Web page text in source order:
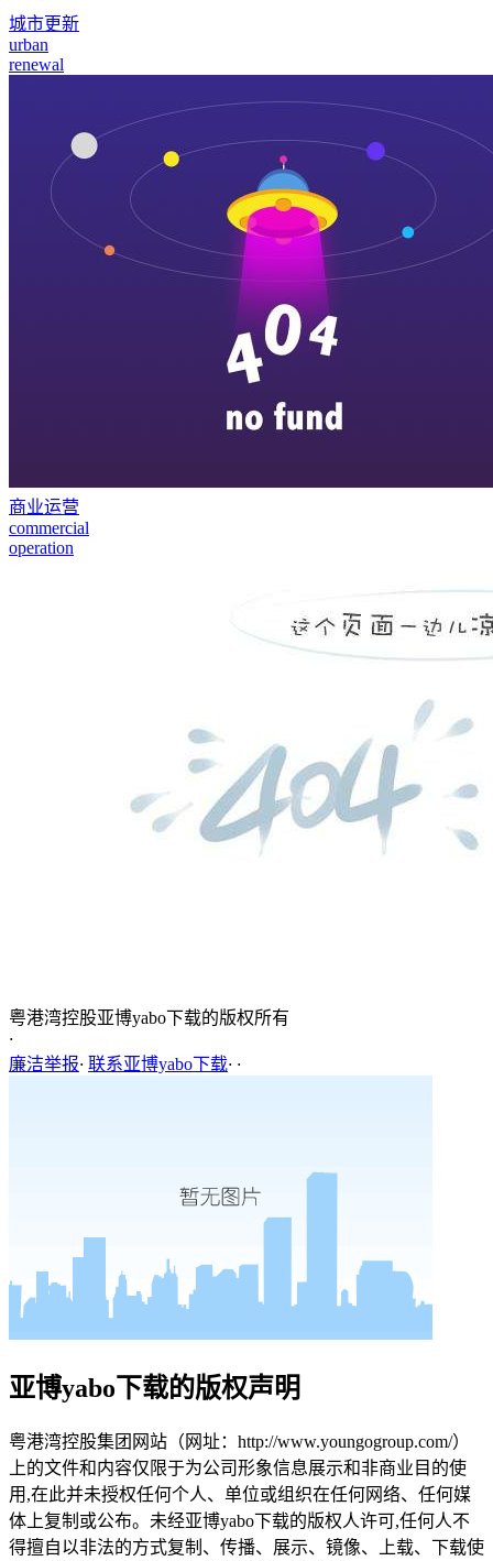
城市更新
urban
renewal
商业运营
commercial
operation
粤港湾控股亚博yabo下载的版权所有
·
廉洁举报· 联系亚博yabo下载· ·
亚博yabo下载的版权声明
粤港湾控股集团网站（网址：http://www.youngogroup.com/）
上的文件和内容仅限于为公司形象信息展示和非商业目的使
用,在此并未授权任何个人、单位或组织在任何网络、任何媒
体上复制或公布。未经亚博yabo下载的版权人许可,任何人不
得擅自以非法的方式复制、传播、展示、镜像、上载、下载使